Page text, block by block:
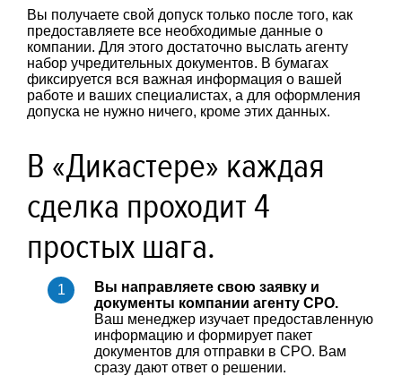
Вы получаете свой допуск только после того, как
предоставляете все необходимые данные о
компании. Для этого достаточно выслать агенту
набор учредительных документов. В бумагах
фиксируется вся важная информация о вашей
работе и ваших специалистах, а для оформления
допуска не нужно ничего, кроме этих данных.
В «Дикастере» каждая
сделка проходит 4
простых шага.
Вы направляете свою заявку и
документы компании агенту СРО.
Ваш менеджер изучает предоставленную
информацию и формирует пакет
документов для отправки в СРО. Вам
сразу дают ответ о решении.